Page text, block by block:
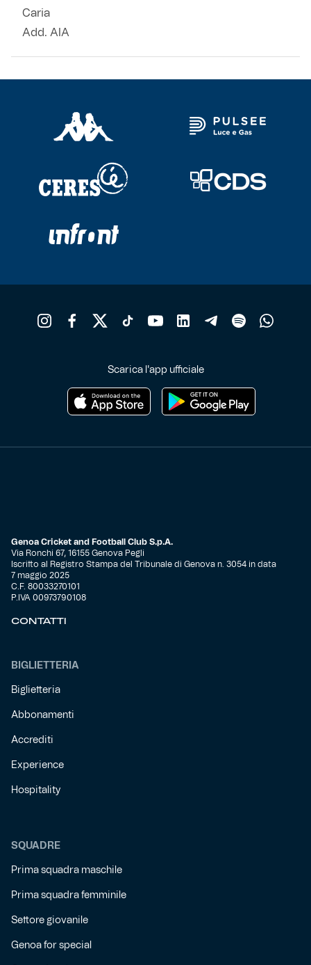
Caria
Add. AIA
Scarica l'app ufficiale
Genoa Cricket and Football Club S.p.A.
Via Ronchi 67, 16155 Genova Pegli
Iscritto al Registro Stampa del Tribunale di Genova n. 3054 in data
7 maggio 2025
C.F. 80033270101
P.IVA 00973790108
CONTATTI
BIGLIETTERIA
Biglietteria
Abbonamenti
Accrediti
Experience
Hospitality
SQUADRE
Prima squadra maschile
Prima squadra femminile
Settore giovanile
Genoa for special